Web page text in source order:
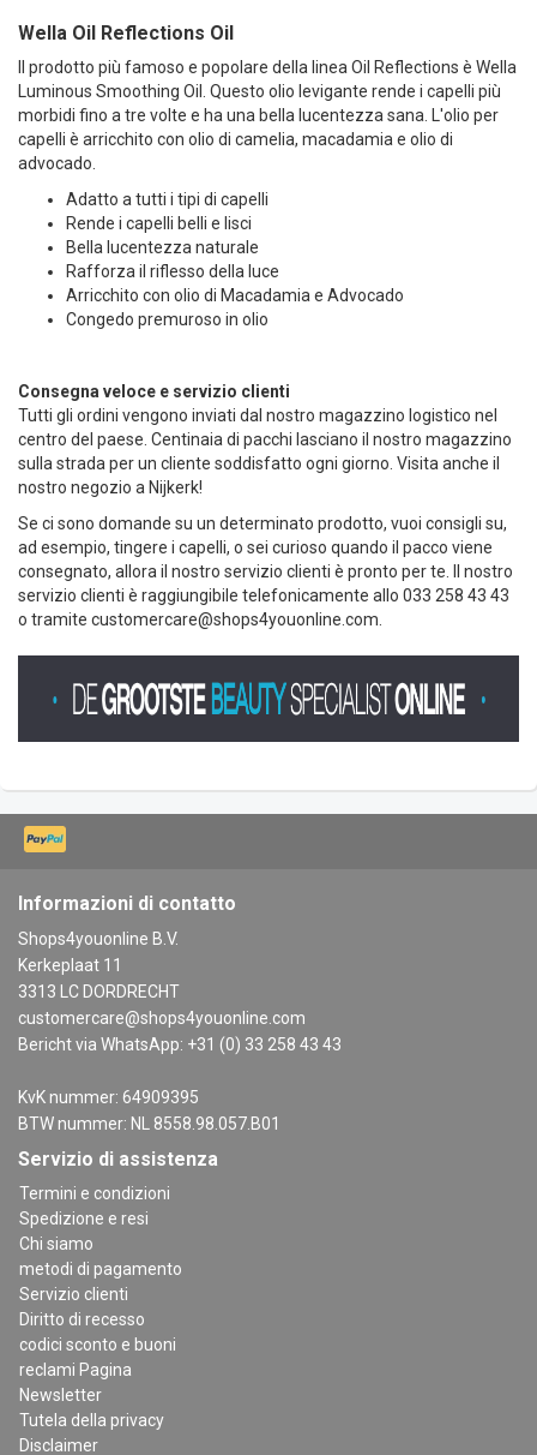
Wella Oil Reflections Oil
Il prodotto più famoso e popolare della linea Oil Reflections è Wella
Luminous Smoothing Oil. Questo olio levigante rende i capelli più
morbidi fino a tre volte e ha una bella lucentezza sana. L'olio per
capelli è arricchito con olio di camelia, macadamia e olio di
advocado.
Adatto a tutti i tipi di capelli
Rende i capelli belli e lisci
Bella lucentezza naturale
Rafforza il riflesso della luce
Arricchito con olio di Macadamia e Advocado
Congedo premuroso in olio
Consegna veloce e servizio clienti
Tutti gli ordini vengono inviati dal nostro magazzino logistico nel
centro del paese. Centinaia di pacchi lasciano il nostro magazzino
sulla strada per un cliente soddisfatto ogni giorno. Visita anche il
nostro negozio a Nijkerk!
Se ci sono domande su un determinato prodotto, vuoi consigli su,
ad esempio, tingere i capelli, o sei curioso quando il pacco viene
consegnato, allora il nostro servizio clienti è pronto per te. Il nostro
servizio clienti è raggiungibile telefonicamente allo 033 258 43 43
o tramite customercare@shops4youonline.com
Informazioni di contatto
Shops4youonline B.V.
Kerkeplaat 11
3313 LC DORDRECHT
customercare@shops4youonline.com
Bericht via WhatsApp: +31 (0) 33 258 43 43
KvK nummer: 64909395
BTW nummer: NL 8558.98.057.B01
Servizio di assistenza
Termini e condizioni
Spedizione e resi
Chi siamo
metodi di pagamento
Servizio clienti
Diritto di recesso
codici sconto e buoni
reclami Pagina
Newsletter
Tutela della privacy
Disclaimer